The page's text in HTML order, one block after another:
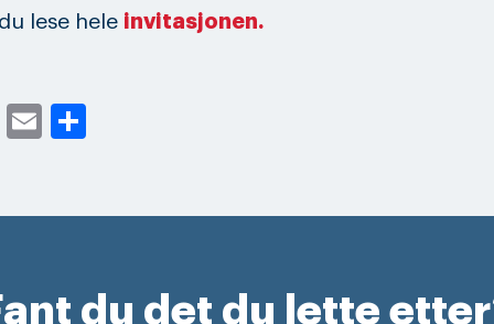
lese hele invitasjonen.
Twitter
Email
du det du lette